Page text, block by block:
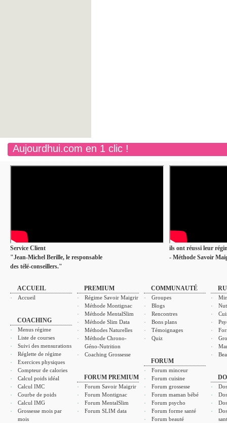
Aujourdhui.com en 1 clic !
Service Client
"Jean-Michel Berille, le responsable
des télé-conseillers."
ils ont réussi leur
- Méthode Savoir
ACCUEIL
Accueil
COACHING
Menus régime
Liste de courses
Suivi des mensurations
Réglette de régime
Exercices physiques
Compteur de calories
Calcul poids idéal
Calcul IMC
Courbe de poids
Calcul IMG
Grossesse mois par
mois
PREMIUM
Régime Savoir Maigrir
Méthode Montignac
Méthode MentalSlim
Méthode Slim Data
Méthodes Naturelles
Méthode Chrono-
Géno-Nutrition
Coaching Grossesse
FORUM PREMIUM
Forum Savoir Maigrir
Forum Montignac
Forum MentalSlim
Forum SLIM data
COMMUNAUTÉ
Groupes
Blogs
Rencontres
Bons plans
Témoignages
Quiz
FORUM
Forum minceur
Forum cuisine
Forum grossesse
Forum maman bébé
Forum psycho
Forum forme santé
Forum beauté